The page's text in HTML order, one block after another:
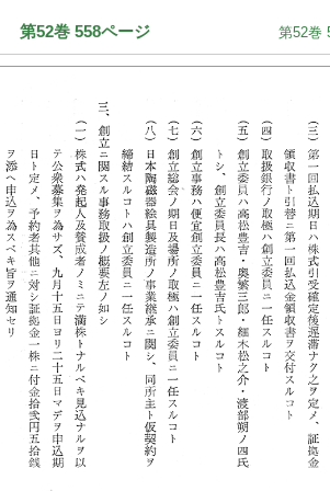
第52巻 558ページ